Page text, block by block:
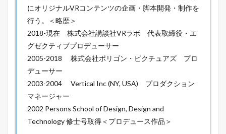
にオリジナルVRコンテンツの企画・脚本開発・制作を
行う。＜略歴＞
2018-現在 株式会社講談社VRラボ 代表取締役・エ
グゼクティブプロデューサー
2005-2018 株式会社ポリゴン・ピクチュアズ プロ
デューサー
2003-2004 Vertical Inc (NY, USA) プロダクション
マネージャー
2002 Persons School of Design, Design and
Technology 修士号取得＜プロデュース作品＞